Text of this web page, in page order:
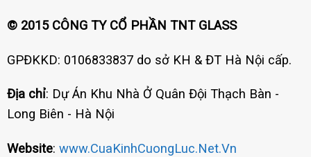
© 2015 CÔNG TY CỔ PHẦN TNT GLASS
GPĐKKD: 0106833837 do sở KH & ĐT Hà Nội cấp.
Địa chỉ: Dự Án Khu Nhà Ở Quân Đội Thạch Bàn -
Long Biên - Hà Nội
Website: www.CuaKinhCuongLuc.Net.Vn